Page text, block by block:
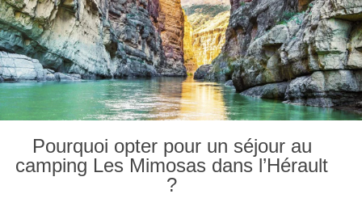
Pourquoi opter pour un séjour au
camping Les Mimosas dans l’Hérault
?